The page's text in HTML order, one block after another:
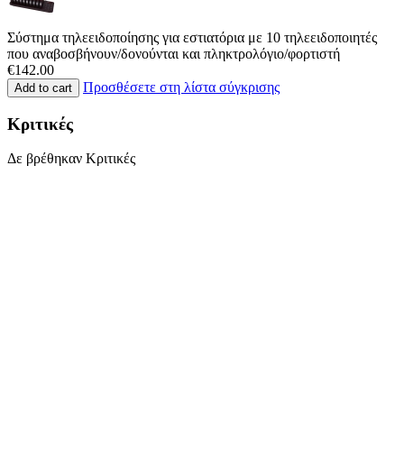
Σύστημα τηλεειδοποίησης για εστιατόρια με 10 τηλεειδοποιητές
που αναβοσβήνουν/δονούνται και πληκτρολόγιο/φορτιστή
€142.00
Add to cart Προσθέσετε στη λίστα σύγκρισης
Κριτικές
Δε βρέθηκαν Κριτικές